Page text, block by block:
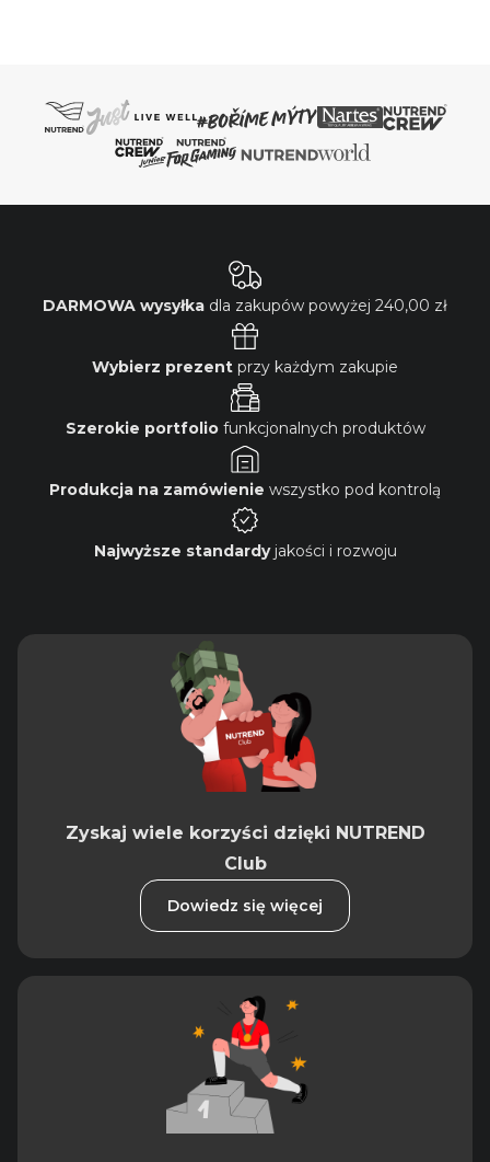
DARMOWA wysyłka dla zakupów powyżej 240,00 zł
Wybierz prezent przy każdym zakupie
Szerokie portfoliofunkcjonalnych produktów
Produkcja na zamówienie wszystko pod kontrolą
Najwyższe standardyjakości i rozwoju
Zyskaj wiele korzyści dzięki NUTREND
Club
Dowiedz się więcej